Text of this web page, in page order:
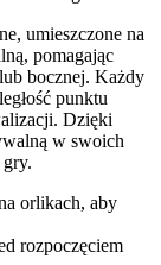
umieszczone na
pomagając
bocznej. Każdy
punktu
Dzięki
w swoich
orlikach, aby
rozpoczęciem